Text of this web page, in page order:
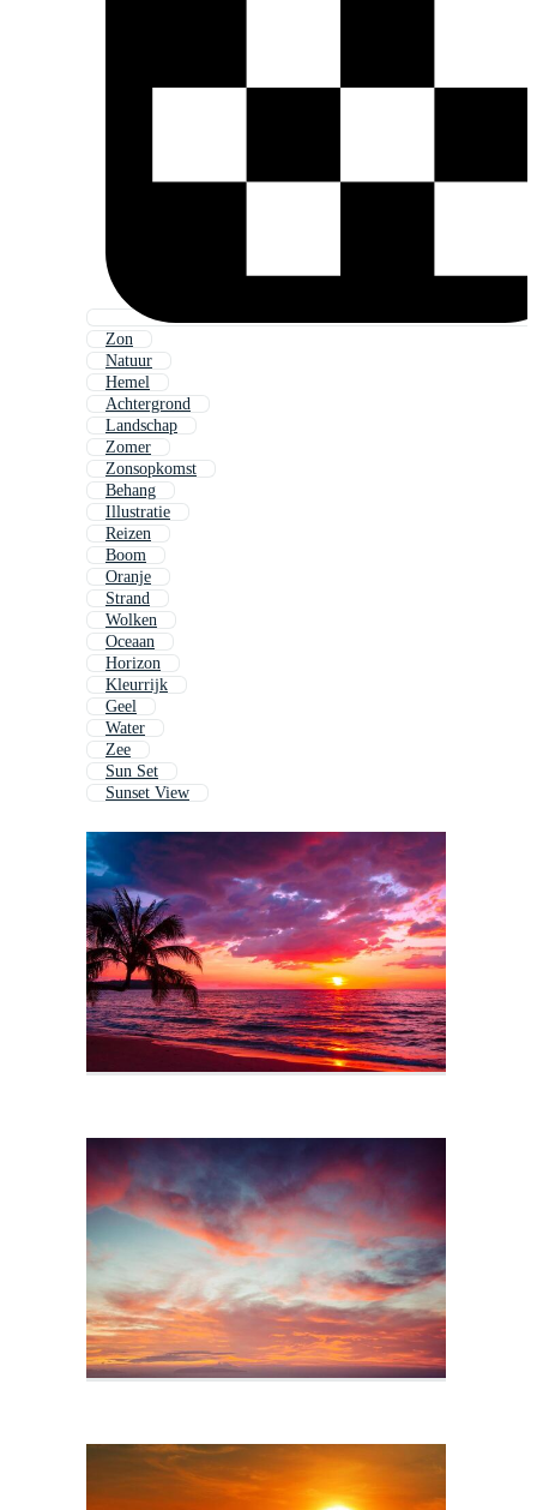
Zon
Natuur
Hemel
Achtergrond
Landschap
Zomer
Zonsopkomst
Behang
Illustratie
Reizen
Boom
Oranje
Strand
Wolken
Oceaan
Horizon
Kleurrijk
Geel
Water
Zee
Sun Set
Sunset View